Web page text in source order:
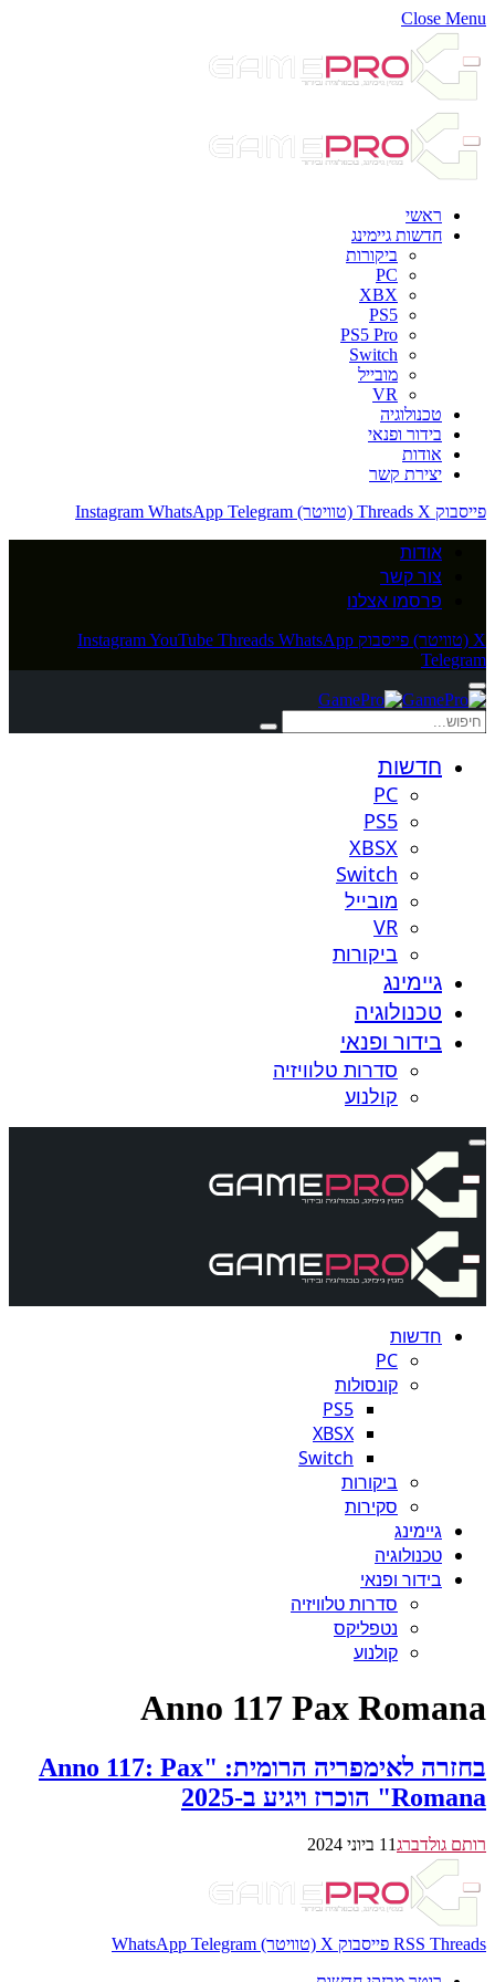
Close Menu
ראשי
חדשות גיימינג
ביקורות
PC
XBX
PS5
PS5 Pro
Switch
מובייל
VR
טכנולוגיה
בידור ופנאי
אודות
יצירת קשר
פייסבוק
Threads X (טוויטר) Instagram WhatsApp Telegram
אודות
צור קשר
פרסמו אצלנו
X (טוויטר) פייסבוק InstagramYouTube Threads WhatsApp
Telegram
חדשות
PC
PS5
XBSX
Switch
מובייל
VR
ביקורות
גיימינג
טכנולוגיה
בידור ופנאי
סדרות טלוויזיה
קולנוע
חדשות
PC
קונסולות
PS5
XBSX
Switch
ביקורות
סקירות
גיימינג
טכנולוגיה
בידור ופנאי
סדרות טלוויזיה
נטפליקס
קולנוע
Anno 117 Pax Romana
בחזרה לאימפריה הרומית: "Anno 117: Pax
Romana" הוכרז ויגיע ב-2025
רותם גולדברג11 ביוני 2024
RSS Threads פייסבוק X (טוויטר) WhatsApp Telegram